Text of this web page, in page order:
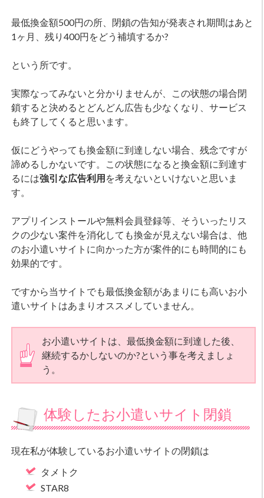
最低換金額500円の所、閉鎖の告知が発表され期間はあと
1ヶ月、残り400円をどう補填するか?
という所です。
実際なってみないと分かりませんが、この状態の場合閉
鎖すると決めるとどんどん広告も少なくなり、サービス
も終了してくると思います。
仮にどうやっても換金額に到達しない場合、残念ですが
諦めるしかないです。この状態になると換金額に到達す
るには強引な広告利用を考えないといけないと思いま
す。
アプリインストールや無料会員登録等、そういったリス
クの少ない案件を消化しても換金が見えない場合は、他
のお小遣いサイトに向かった方が案件的にも時間的にも
効果的です。
ですから当サイトでも最低換金額があまりにも高いお小
遣いサイトはあまりオススメしていません。
お小遣いサイトは、最低換金額に到達した後、
継続するかしないのか?という事を考えましょ
う。
体験したお小遣いサイト閉鎖
現在私が体験しているお小遣いサイトの閉鎖は
タメトク
STAR8